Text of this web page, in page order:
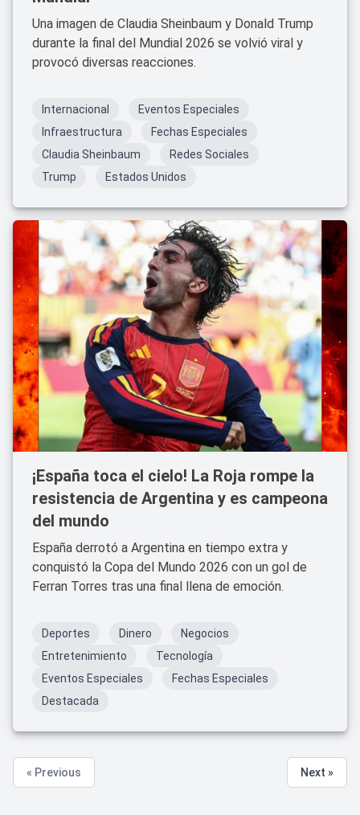
Una imagen de Claudia Sheinbaum y Donald Trump
durante la final del Mundial 2026 se volvió viral y
provocó diversas reacciones.
Internacional
Eventos Especiales
Infraestructura
Fechas Especiales
Claudia Sheinbaum
Redes Sociales
Trump
Estados Unidos
¡España toca el cielo! La Roja rompe la
resistencia de Argentina y es campeona
del mundo
España derrotó a Argentina en tiempo extra y
conquistó la Copa del Mundo 2026 con un gol de
Ferran Torres tras una final llena de emoción.
Deportes Dinero
Negocios
Entretenimiento
Tecnología
Eventos Especiales
Fechas Especiales
Destacada
« Previous Next »